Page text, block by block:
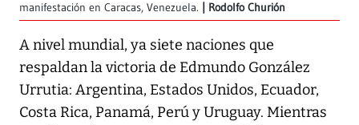
manifestación en Caracas, Venezuela.
Rodolfo Churión
A nivel mundial, ya siete naciones que
respaldan la victoria de Edmundo González
Urrutia: Argentina, Estados Unidos, Ecuador,
Costa Rica, Panamá, Perú y Uruguay. Mientras